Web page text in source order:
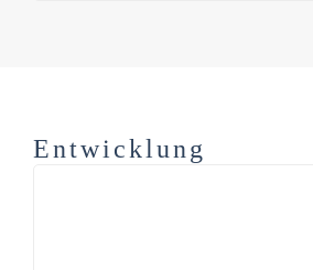
Entwicklung